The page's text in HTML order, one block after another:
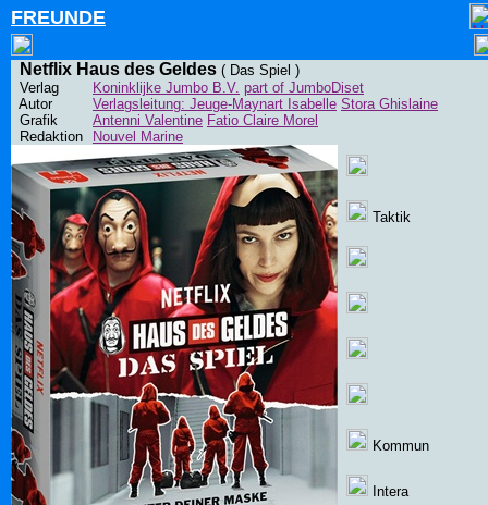
FREUNDE
Netflix Haus des Geldes ( Das Spiel )
Verlag
Koninklijke Jumbo B.V. part of JumboDiset
Autor
Verlagsleitung: Jeuge-Maynart Isabelle Stora Ghislaine
Grafik
Antenni Valentine Fatio Claire Morel
Redaktion
Nouvel Marine
Taktik
Kommun
Intera